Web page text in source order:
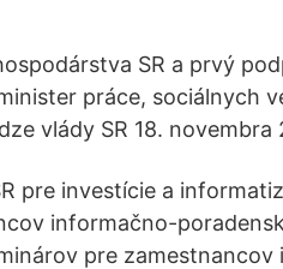
SR a prvý
práce, sociálnych
vlády SR 18. novembra
pre investície a
informačno-
pre